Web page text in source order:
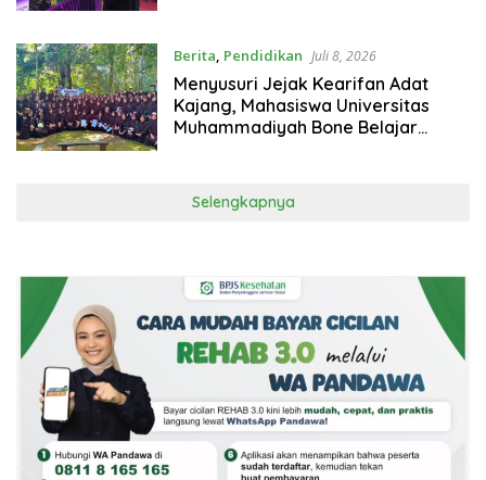
Berita, Pendidikan Juli 8, 2026
Menyusuri Jejak Kearifan Adat
Kajang, Mahasiswa Universitas
Muhammadiyah Bone Belajar
Selengkapnya